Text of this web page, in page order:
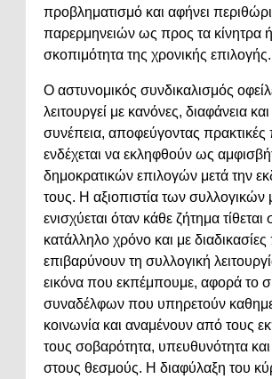
προβληματισμό και αφήνει
παρερμηνειών ως προς τα κίνητρα
σκοπιμότητα της χρονικής επιλογής.
Ο αστυνομικός συνδικαλισμός
λειτουργεί με κανόνες, διαφάνεια
συνέπεια, αποφεύγοντας πρακτικές
ενδέχεται να εκληφθούν ως
δημοκρατικών επιλογών μετά την
τους. Η αξιοπιστία των
ενισχύεται όταν κάθε ζήτημα τίθεται
κατάλληλο χρόνο και με
επιβαρύνουν τη συλλογική
εικόνα που εκπέμπουμε, αφορά το
συναδέλφων που υπηρετούν
κοινωνία και αναμένουν από τους
τους σοβαρότητα, υπευθυνότητα
στους θεσμούς. Η διαφύλαξη του